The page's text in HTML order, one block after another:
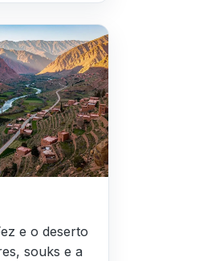
e o deserto
souks e a